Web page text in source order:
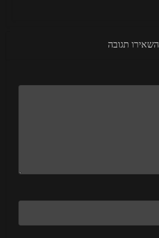
השאירו תגובה